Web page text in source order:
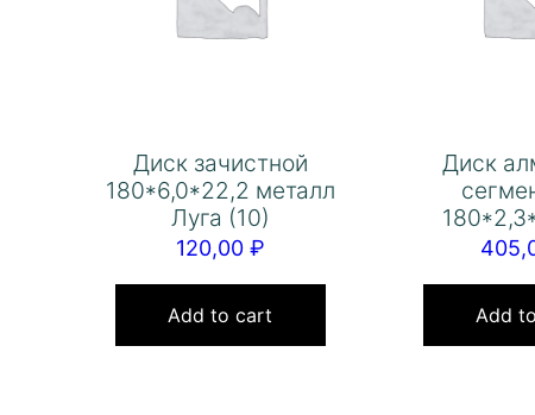
Диск зачистной
180*6,0*22,2 металл
Луга (10)
120,00 ₽
Add to cart
Диск
Add